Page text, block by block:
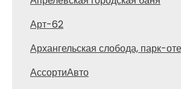
Арт-62
Архангельская слобода, парк-
АссортиАвто